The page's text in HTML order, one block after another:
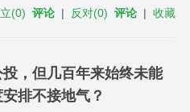
(0) 评论 | 反对(0) 评论 |收藏
，但几百年来始终未能
排不接地气？